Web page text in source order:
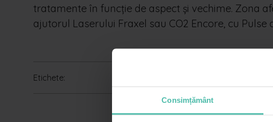
Consimțământ
tratamente în funcție de aspect și vechime. Zona
ajutorul Laserului Fraxel sau CO2 Encore, cu
Etichete: